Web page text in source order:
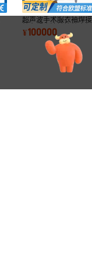
超声波手术服衣袖焊
纺布超声波袖筒缝合机
¥100000